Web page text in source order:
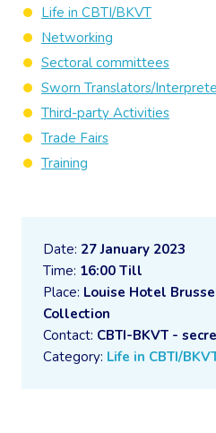
Date: 27 January 2023
Time: 16:00 Till
Place: Louise Hotel
Collection
Contact: CBTI-BKVT -
Category: Life in CBTI/
Life in CBTI/BKVT
Networking
Sectoral committees
Sworn Translators/
Third-party Activities
Trade Fairs
Training